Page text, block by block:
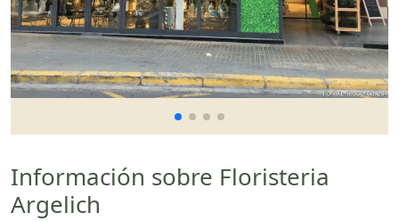
Información sobre Floristeria
Argelich